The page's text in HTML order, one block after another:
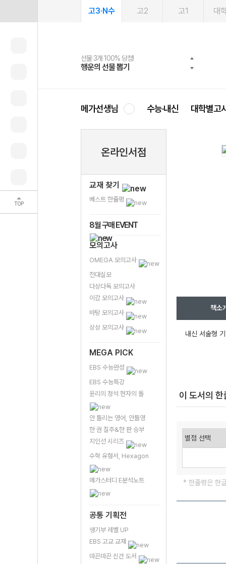
TOP
고3·N수 고2 고1 대
선물 3개 100% 당첨!
행운의 선물 뽑기
선물 100% 증정!
메가스터디 X 올리브
여름방학 스터디 캐시백
메가런 썸머스쿨
2027 러셀 단과
강사 공개선발
스마트러닝앱
설문 EVENT
메가패스
3일 무료 체험권
메가패스 수강생 무료혜택!
메가클럽 멤버십
사회공헌 캠페인
희망이룸 메가나눔
메가선생님 수능·내신 대학별고
온라인서점
교재 찾기
베스트 한줄평
8월 구매 EVENT
모의고사
OMEGA 모의고사
전대실모
다상다독 모의고사
이감 모의고사
바탕 모의고사
상상 모의고사
MEGA PICK
EBS 수능완성
EBS 수능특강
윤리의 정석 현자의 돌
안 틀리는 영어, 안틀영
한 권 질주&한 판 승부
지인선 시리즈
수학 유형서, Hexagon
메가스터디 E분석노트
공통 기획전
생기부 레벨 UP
EBS 고교 교재
따끈따끈 신간 도서
책소
내신 서술형
이 도서의 한
* 한줄평은 한